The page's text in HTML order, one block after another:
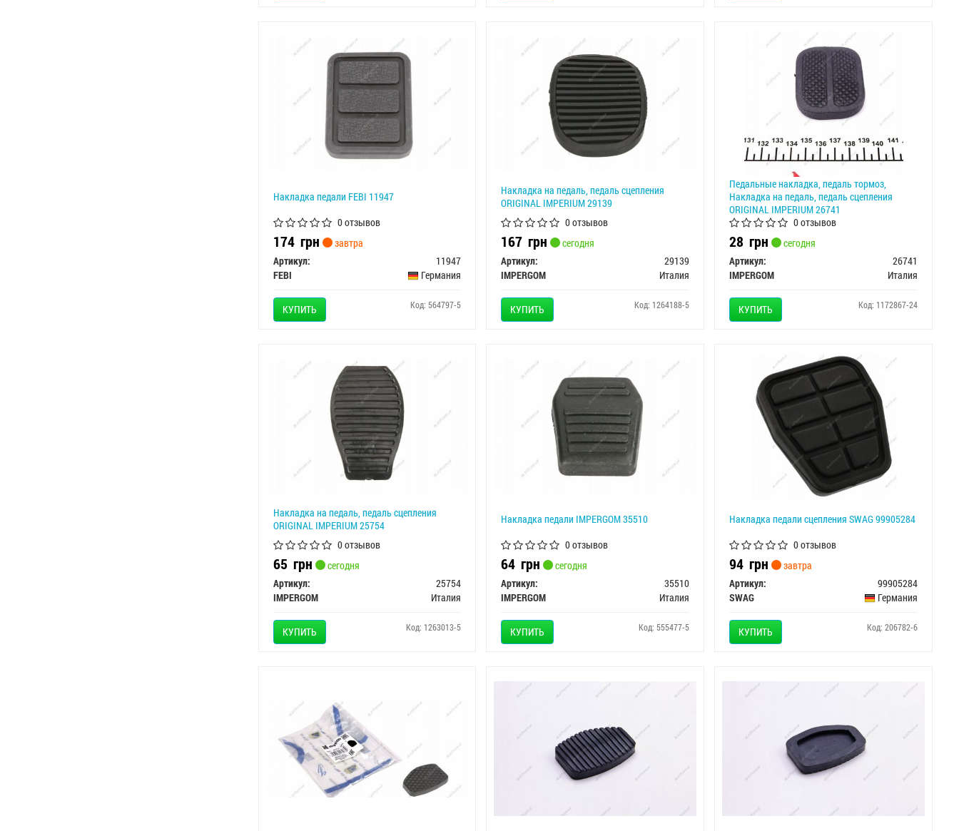
Накладка педали FEBI 11947
0 отзывов
174 грн
завтра
Артикул:
11947
FEBI
Германия
КУПИТЬ Код: 564797-5
Накладка на педаль, педаль сцепления
ORIGINAL IMPERIUM 29139
0 отзывов
167грн
сегодня
Артикул:
29139
IMPERGOM
Италия
КУПИТЬ Код: 1264188-5
Педальные накладка, педаль тормоз,
Накладка на педаль, педаль сцепления
ORIGINAL IMPERIUM 26741
0 отзывов
28грн
сегодня
Артикул:
26741
IMPERGOM
Италия
КУПИТЬ Код: 1172867-24
Накладка на педаль, педаль сцепления
ORIGINAL IMPERIUM 25754
0 отзывов
65 грн
сегодня
Артикул:
25754
IMPERGOM
Италия
КУПИТЬ Код: 1263013-5
Накладка педали IMPERGOM 35510
0 отзывов
64грн
сегодня
Артикул:
35510
IMPERGOM
Италия
КУПИТЬ Код: 555477-5
Накладка педали сцепления SWAG 99905284
0 отзывов
94грн
завтра
Артикул:
99905284
SWAG
Германия
КУПИТЬ Код: 206782-6